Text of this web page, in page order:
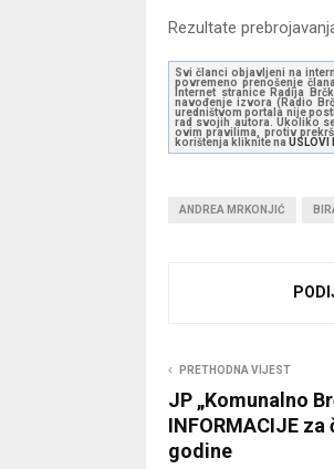
Rezultate
Svi članci objavljeni na
povremeno prenošenje
Internet stranice Radija
navođenje izvora (Radio
uredništvom portala nije
rad svojih autora. Ukoliko
ovim pravilima, protiv
korištenja kliknite na USLOVI
ANDREA MRKONJIĆ
PRETHODNA VIJEST
JP „Komunalno
INFORMACIJE
godine